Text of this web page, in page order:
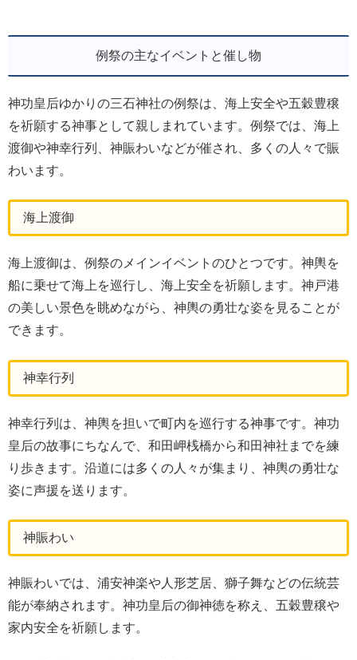
例祭の主なイベントと催し物
神功皇后ゆかりの三石神社の例祭は、海上安全や五穀豊穣
を祈願する神事として親しまれています。例祭では、海上
渡御や神幸行列、神賑わいなどが催され、多くの人々で賑
わいます。
海上渡御
海上渡御は、例祭のメインイベントのひとつです。神輿を
船に乗せて海上を巡行し、海上安全を祈願します。神戸港
の美しい景色を眺めながら、神輿の勇壮な姿を見ることが
できます。
神幸行列
神幸行列は、神輿を担いで町内を巡行する神事です。神功
皇后の故事にちなんで、和田岬桟橋から和田神社までを練
り歩きます。沿道には多くの人々が集まり、神輿の勇壮な
姿に声援を送ります。
神賑わい
神賑わいでは、浦安神楽や人形芝居、獅子舞などの伝統芸
能が奉納されます。神功皇后の御神徳を称え、五穀豊穣や
家内安全を祈願します。